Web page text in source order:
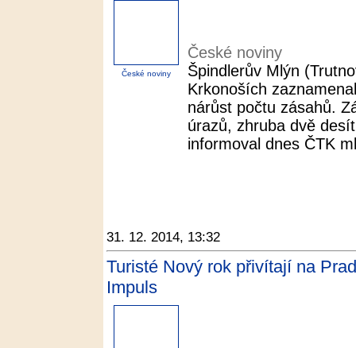
České noviny
České noviny
Špindlerův Mlýn
Krkonoších
nárůst počtu zásahů.
úrazů, zhruba dvě
informoval dnes ČTK
31. 12. 2014, 13:32
Turisté Nový rok přivítají na
Impuls